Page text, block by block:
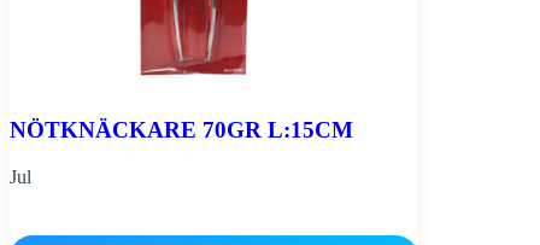
NÖTKNÄCKARE 70GR L:15CM
Jul